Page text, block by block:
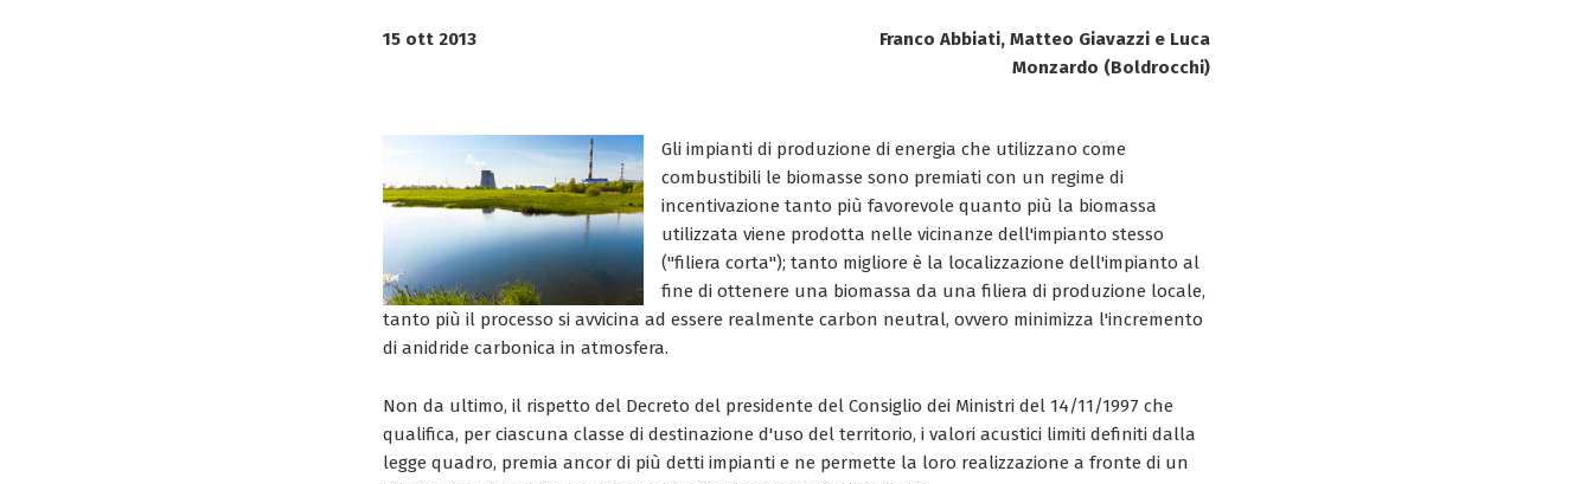
15 ott 2013
Franco Abbiati, Matteo Giavazzi e Luca
Monzardo (Boldrocchi)
Gli impianti di produzione di energia che utilizzano come
combustibili le biomasse sono premiati con un regime di
incentivazione tanto più favorevole quanto più la biomassa
utilizzata viene prodotta nelle vicinanze dell'impianto stesso
("filiera corta"); tanto migliore è la localizzazione dell'impianto al
fine di ottenere una biomassa da una filiera di produzione locale,
tanto più il processo si avvicina ad essere realmente carbon neutral, ovvero minimizza l'incremento
di anidride carbonica in atmosfera.
Non da ultimo, il rispetto del Decreto del presidente del Consiglio dei Ministri del 14/11/1997 che
qualifica, per ciascuna classe di destinazione d'uso del territorio, i valori acustici limiti definiti dalla
legge quadro, premia ancor di più detti impianti e ne permette la loro realizzazione a fronte di un